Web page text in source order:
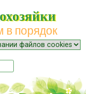
в порядок